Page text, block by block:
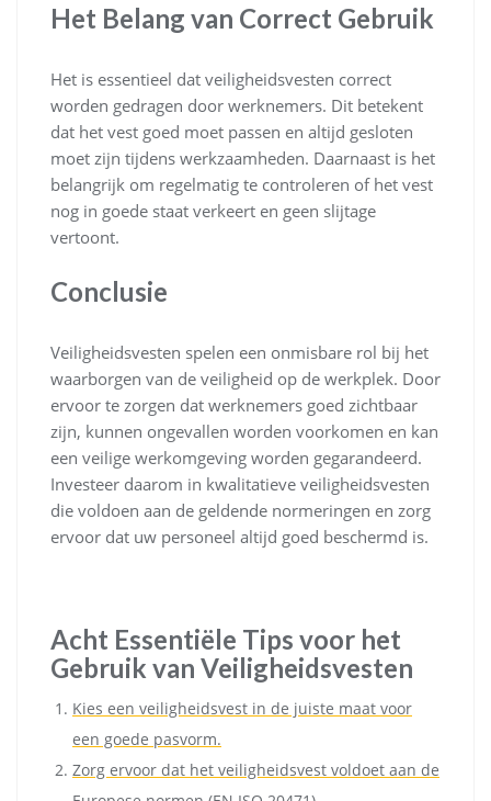
Het Belang van Correct Gebruik
Het is essentieel dat veiligheidsvesten correct
worden gedragen door werknemers. Dit betekent
dat het vest goed moet passen en altijd gesloten
moet zijn tijdens werkzaamheden. Daarnaast is het
belangrijk om regelmatig te controleren of het vest
nog in goede staat verkeert en geen slijtage
vertoont.
Conclusie
Veiligheidsvesten spelen een onmisbare rol bij het
waarborgen van de veiligheid op de werkplek. Door
ervoor te zorgen dat werknemers goed zichtbaar
zijn, kunnen ongevallen worden voorkomen en kan
een veilige werkomgeving worden gegarandeerd.
Investeer daarom in kwalitatieve veiligheidsvesten
die voldoen aan de geldende normeringen en zorg
ervoor dat uw personeel altijd goed beschermd is.
Acht Essentiële Tips voor het
Gebruik van Veiligheidsvesten
Kies een veiligheidsvest in de juiste maat voor
een goede pasvorm.
Zorg ervoor dat het veiligheidsvest voldoet aan de